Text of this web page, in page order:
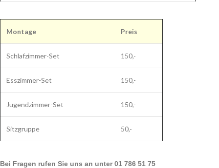
Montage Preis
Schlafzimmer-Set 150,-
Esszimmer-Set 150,-
Jugendzimmer-Set 150,-
Sitzgruppe 50,-
Bei Fragen rufen Sie uns an unter 01 786 51 75